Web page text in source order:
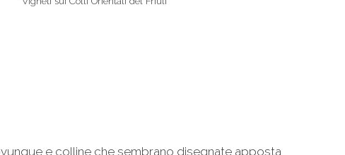
e colline che sembrano disegnate apposta